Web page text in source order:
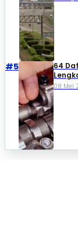
#5
64
08 Mei